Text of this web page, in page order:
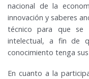
nacional de la
innovación y saberes
técnico para que se
intelectual, a fin de
conocimiento tenga
En cuanto a la